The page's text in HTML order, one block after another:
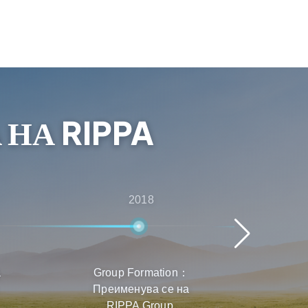
RIPPA
2018
Group Formation：
Преименува се на
RIPPA Group.